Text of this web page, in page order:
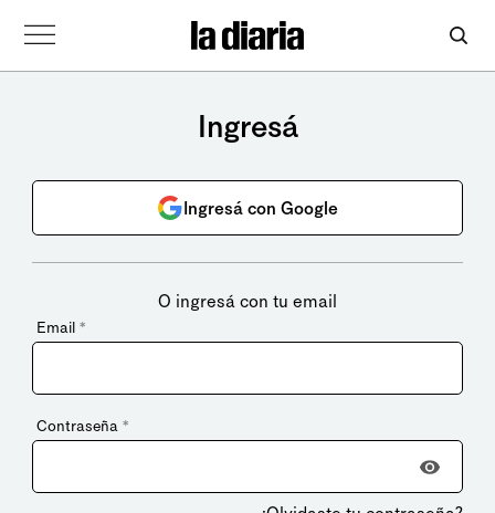
Ingresá
Ingresá con Google
O ingresá con tu email
Email *
Contraseña *